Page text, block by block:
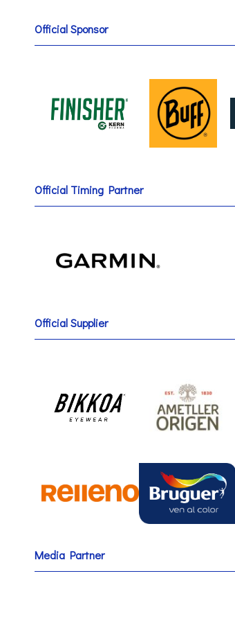
Official Sponsor
Official Timing Partner
Official Supplier
Media Partner